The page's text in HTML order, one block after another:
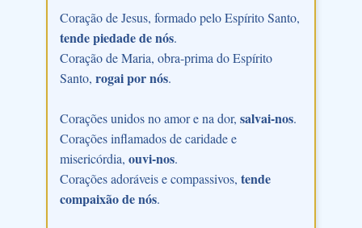
Coração de Jesus, formado pelo Espírito Santo,
tende piedade de nós.
Coração de Maria, obra-prima do Espírito
Santo, rogai por nós.
Corações unidos no amor e na dor, salvai-nos.
Corações inflamados de caridade e
misericórdia, ouvi-nos.
Corações adoráveis e compassivos, tende
compaixão de nós.